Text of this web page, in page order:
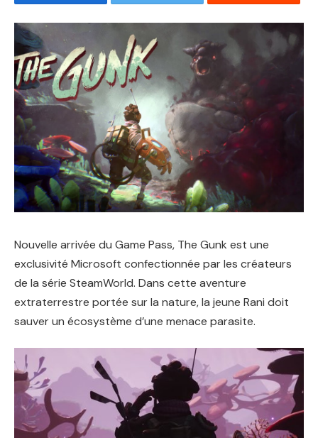
Nouvelle arrivée du Game Pass, The Gunk est une
exclusivité Microsoft confectionnée par les créateurs
de la série SteamWorld. Dans cette aventure
extraterrestre portée sur la nature, la jeune Rani doit
sauver un écosystème d’une menace parasite.